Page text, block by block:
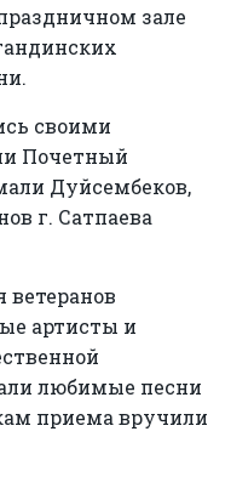
зале
своими
Почетный
Дуйсембеков,
г. Сатпаева
ветеранов
артисты и
любимые песни
приема вручили